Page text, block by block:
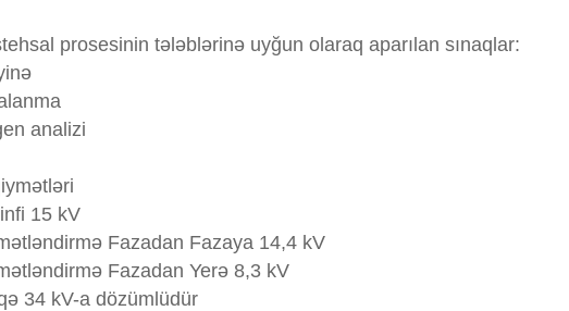
prosesinin tələblərinə uyğun olaraq aparılan sınaqlar:
analizi
15 kV
Fazadan Fazaya 14,4 kV
Fazadan Yerə 8,3 kV
34 kV-a dözümlüdür